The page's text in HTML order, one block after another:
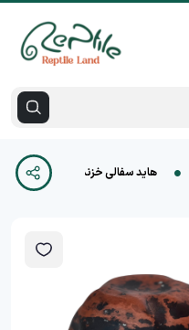
هاید سفالی خزندگان سایز بزرگ